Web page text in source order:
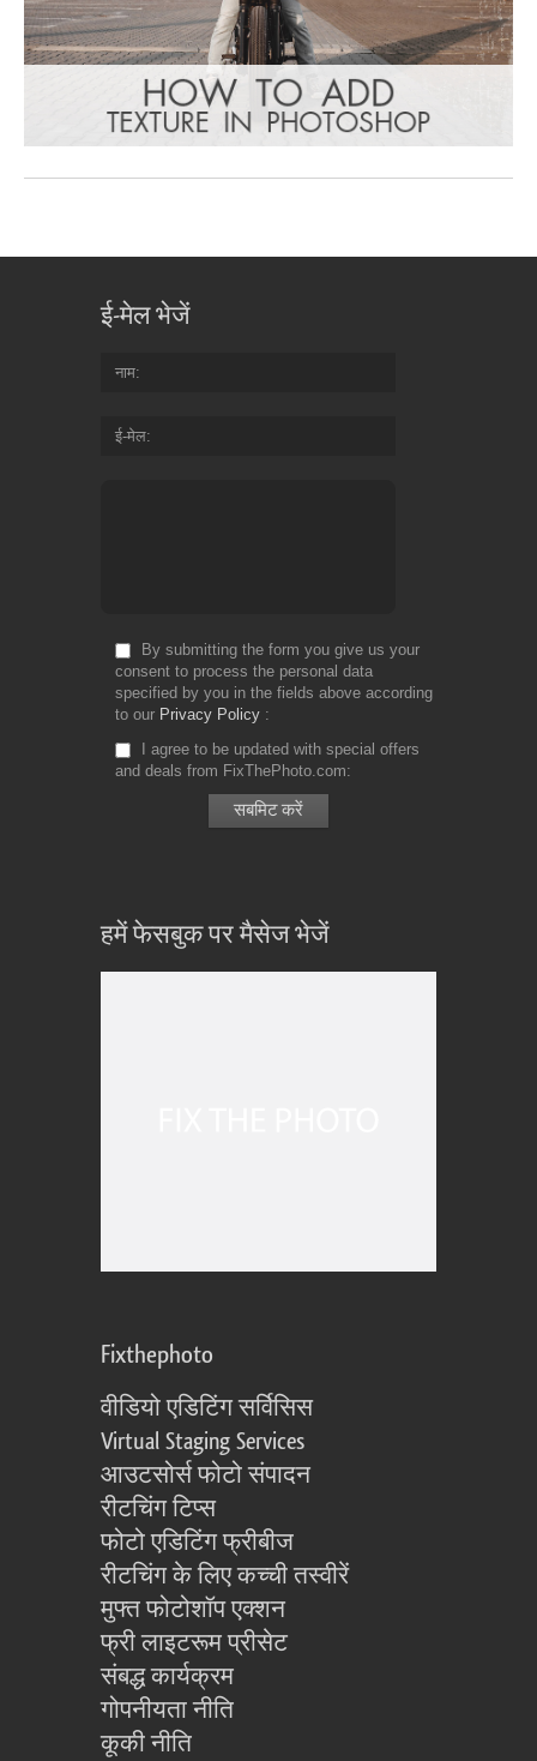
ई-मेल भेजें
नाम
ई-मेल
By submitting the form you give us your
consent to process the personal data
specified by you in the fields above according
to our Privacy Policy
I agree to be updated with special offers
and deals from FixThePhoto.com
हमें फेसबुक पर मैसेज भेजें
Fixthephoto
वीडियो एडिटिंग सर्विसिस
Virtual Staging Services
आउटसोर्स फोटो संपादन
रीटचिंग टिप्स
फोटो एडिटिंग फ्रीबीज
रीटचिंग के लिए कच्ची तस्वीरें
मुफ्त फोटोशॉप एक्शन
फ्री लाइटरूम प्रीसेट
संबद्ध कार्यक्रम
गोपनीयता नीति
कूकी नीति